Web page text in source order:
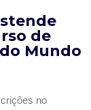
de
Mundo
no